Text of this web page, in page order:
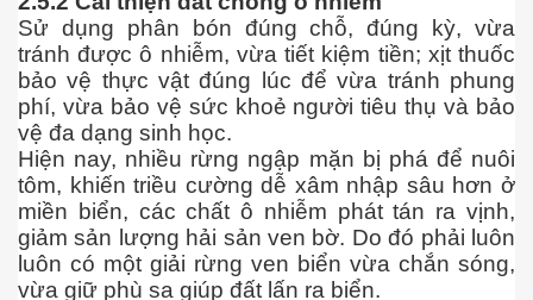
Sử dụng phân bón đúng chỗ, đúng kỳ, vừa
tránh được ô nhiễm, vừa tiết kiệm tiền; xịt thuốc
bảo vệ thực vật đúng lúc để vừa tránh phung
phí, vừa bảo vệ sức khoẻ người tiêu thụ và bảo
vệ đa dạng sinh học.
Hiện nay, nhiều rừng ngập mặn bị phá để nuôi
tôm, khiến triều cường dễ xâm nhập sâu hơn ở
miền biển, các chất ô nhiễm phát tán ra vịnh,
giảm sản lượng hải sản ven bờ. Do đó phải luôn
luôn có một giải rừng ven biển vừa chắn sóng,
vừa giữ phù sa giúp đất lấn ra biển.
nhà kiếng